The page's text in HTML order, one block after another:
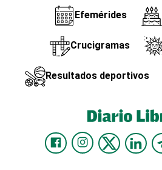
Efemérides
Crucigramas
Resultados deportivos